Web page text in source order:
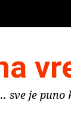
sve je puno